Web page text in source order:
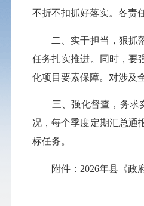
不折不扣抓好落实。各责
二、实干担当，狠抓落
任务扎实推进。同时，要
化项目要素保障。对涉及
三、强化督查，务求实
况，每个季度定期汇总通
标任务。
附件：2026年县《政府